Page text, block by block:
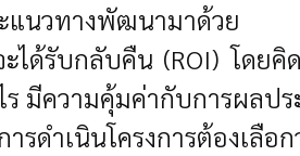
แนวทางพัฒนามาด้วย
รับกลับคืน (ROI) โดยคิ
ร มีความคุ้มค่ากับการผล
ำเนินโครงการต้องเลือ